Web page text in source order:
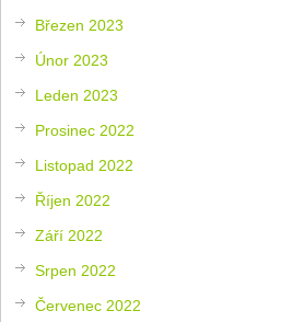
Březen 2023
Únor 2023
Leden 2023
Prosinec 2022
Listopad 2022
Říjen 2022
Září 2022
Srpen 2022
Červenec 2022